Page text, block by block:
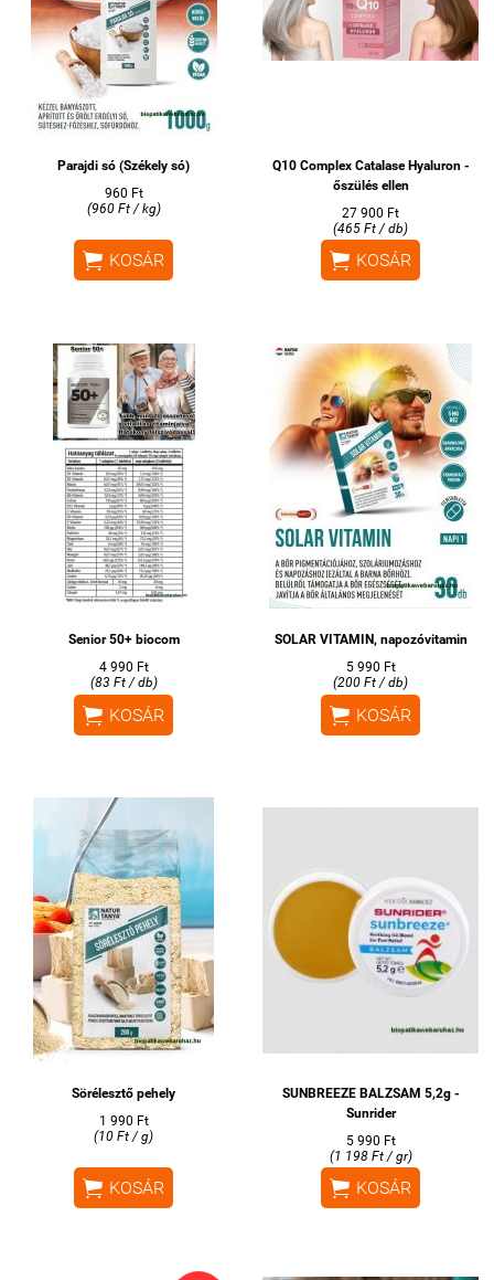
Parajdi só (Székely só)
960 Ft
(960 Ft / kg)
 KOSÁR
Q10 Complex Catalase Hyaluron -
őszülés ellen
27 900 Ft
(465 Ft / db)
 KOSÁR
Senior 50+ biocom
4 990 Ft
(83 Ft / db)
 KOSÁR
SOLAR VITAMIN, napozóvitamin
5 990 Ft
(200 Ft / db)
 KOSÁR
Sörélesztő pehely
1 990 Ft
(10 Ft / g)
 KOSÁR
SUNBREEZE BALZSAM 5,2g -
Sunrider
5 990 Ft
(1 198 Ft / gr)
 KOSÁR